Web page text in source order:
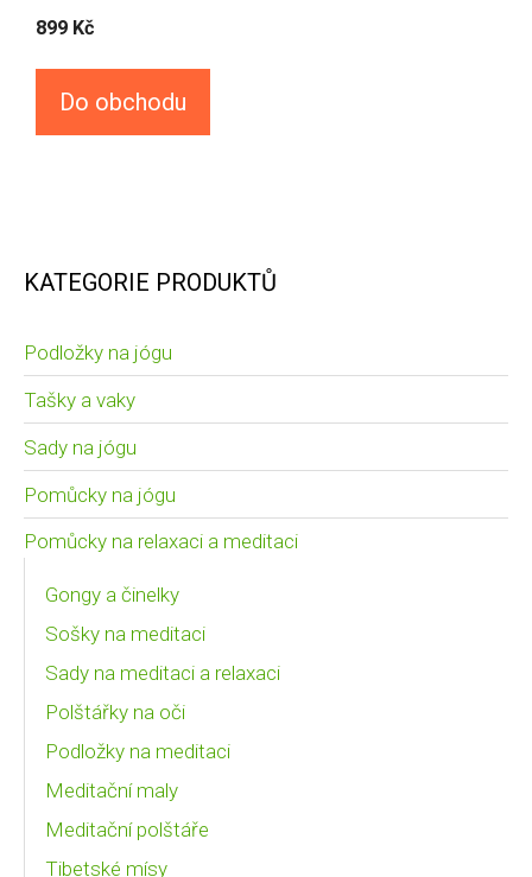
899 Kč
Do obchodu
KATEGORIE PRODUKTŮ
Podložky na jógu
Tašky a vaky
Sady na jógu
Pomůcky na jógu
Pomůcky na relaxaci a meditaci
Gongy a činelky
Sošky na meditaci
Sady na meditaci a relaxaci
Polštářky na oči
Podložky na meditaci
Meditační maly
Meditační polštáře
Tibetské mísy